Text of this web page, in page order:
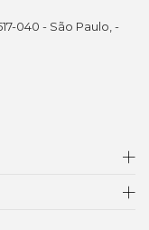
040 - São Paulo, -